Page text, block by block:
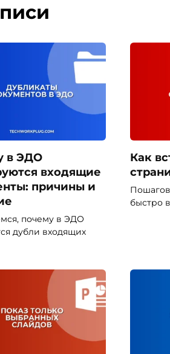
в ЭДО
входящие
причины и
почему в ЭДО
дубли входящих
Как
быстро